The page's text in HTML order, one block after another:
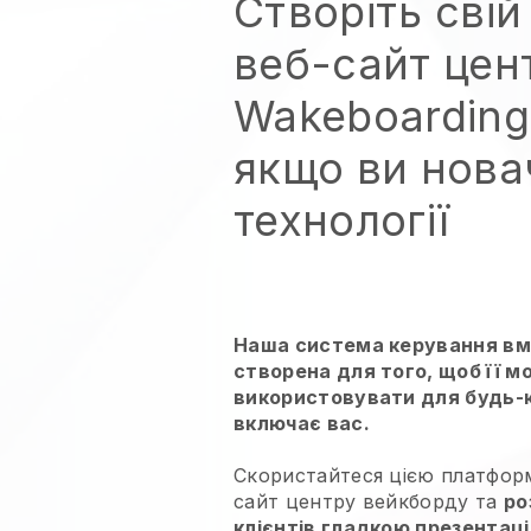
Створіть
веб-сайт
якщо ви
технології
Наша система керування
створена для того, щоб її
використовувати для будь-
включає вас.
Скористайтеся цією
сайт центру вейкборду та